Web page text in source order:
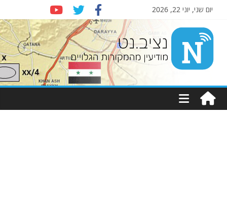
יום שני, יוני 22, 2026
Nziv.net
מודיעין
מהמקורות